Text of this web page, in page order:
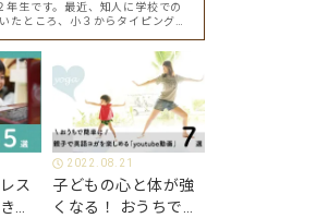
年生です。最近、知人に学校での
たところ、小３からタイピングを
た。 その話を聞いた娘は「私もや
ことでタイピングを始めたので…
ス
な
2022.08.21
子どもの心と体が強
くなる！ おうちで簡